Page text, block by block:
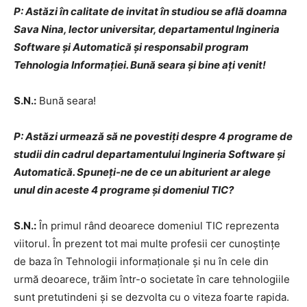
P: Astăzi în calitate de invitat în studiou se află doamna
Sava Nina, lector universitar, departamentul Ingineria
Software și Automatică și responsabil program
Tehnologia Informației. Bună seara și bine ați venit!
S.N.: Bună seara!
P: Astăzi urmează să ne povestiți despre 4 programe de
studii din cadrul departamentului Ingineria Software și
Automatică. Spuneți-ne de ce un abiturient ar alege
unul din aceste 4 programe și domeniul TIC?
S.N.: În primul rând deoarece domeniul TIC reprezenta
viitorul. În prezent tot mai multe profesii cer cunoștințe
de baza în Tehnologii informaționale și nu în cele din
urmă deoarece, trăim într-o societate în care tehnologiile
sunt pretutindeni și se dezvolta cu o viteza foarte rapida.